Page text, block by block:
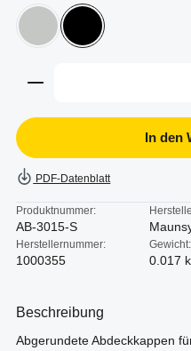
grau schwarz
Produkt Anzahl: Gib
In den
PDF-Datenblatt
Produktnummer:
AB-3015-S
Herstellernummer:
1000355
Gewicht:
0.017
Beschreibung
Abgerundete Abdeckkappen